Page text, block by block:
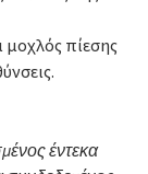
μοχλός πίεσης
έντεκα